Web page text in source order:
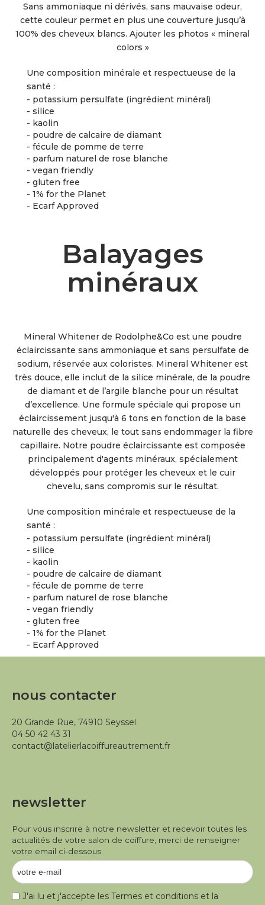
Sans ammoniaque ni dérivés, sans mauvaise odeur,
cette couleur permet en plus une couverture jusqu’à
100% des cheveux blancs. Ajouter les photos « mineral
colors »
Une composition minérale et respectueuse de la
santé :
- potassium persulfate (ingrédient minéral)
- silice
- kaolin
- poudre de calcaire de diamant
- fécule de pomme de terre
- parfum naturel de rose blanche
- vegan friendly
- gluten free
- 1% for the Planet
- Ecarf Approved
Balayages
minéraux
Mineral Whitener de Rodolphe&Co est une poudre
éclaircissante sans ammoniaque et sans persulfate de
sodium, réservée aux coloristes. Mineral Whitener est
très douce, elle inclut de la silice minérale, de la poudre
de diamant et de l’argile blanche pour un résultat
d’excellence. Une formule spéciale qui propose un
éclaircissement jusqu'à 6 tons en fonction de la base
naturelle des cheveux, le tout sans endommager la fibre
capillaire. Notre poudre éclaircissante est composée
principalement d'agents minéraux, spécialement
développés pour protéger les cheveux et le cuir
chevelu, sans compromis sur le résultat.
Une composition minérale et respectueuse de la
santé :
- potassium persulfate (ingrédient minéral)
- silice
- kaolin
- poudre de calcaire de diamant
- fécule de pomme de terre
- parfum naturel de rose blanche
- vegan friendly
- gluten free
- 1% for the Planet
- Ecarf Approved
nous contacter
20 Grande Rue, 74910 Seyssel
04 50 42 43 31
contact@latelierlacoiffureautrement.fr
newsletter
Pour vous inscrire à notre newsletter et recevoir toutes les
actualités de votre salon de coiffure, merci de renseigner
votre email ci-dessous.
J'ai lu et j'accepte les Termes et conditions et la